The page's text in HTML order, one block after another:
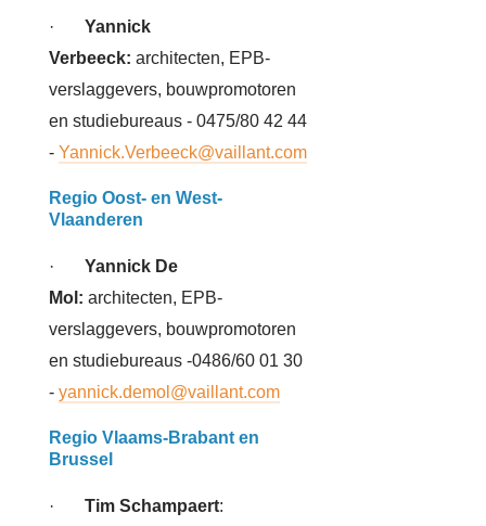
· Yannick
Verbeeck: architecten, EPB-
verslaggevers, bouwpromotoren
en studiebureaus - 0475/80 42 44
- Yannick.Verbeeck@vaillant.com
Regio Oost- en West-
Vlaanderen
· Yannick De
Mol: architecten, EPB-
verslaggevers, bouwpromotoren
en studiebureaus -0486/60 01 30
- yannick.demol@vaillant.com
Regio Vlaams-Brabant en
Brussel
· Tim Schampaert: